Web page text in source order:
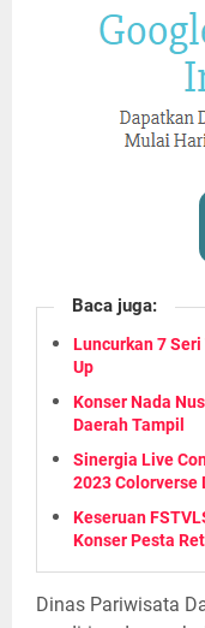
Baca juga:
Luncurkan 7
Up
Konser Nada
Daerah Tampil
Sinergia Live
2023 Colorverse
Keseruan
Konser Pesta
Dinas Pariwisata